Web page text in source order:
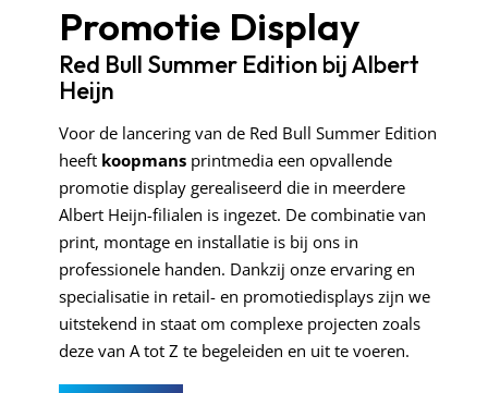
Promotie Display
Red Bull Summer Edition bij Albert
Heijn
Voor de lancering van de Red Bull Summer Edition
heeft koopmans printmedia een opvallende
promotie display gerealiseerd die in meerdere
Albert Heijn-filialen is ingezet. De combinatie van
print, montage en installatie is bij ons in
professionele handen. Dankzij onze ervaring en
specialisatie in retail- en promotiedisplays zijn we
uitstekend in staat om complexe projecten zoals
deze van A tot Z te begeleiden en uit te voeren.